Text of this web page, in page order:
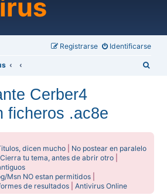
Identificarse
Registrarse
Cerber4
ficheros .ac8e
dicen mucho
No postear en paralelo
Cierra tu tema, antes de abrir otro
Msn NO estan permitidos
de resultados |Antivirus Online